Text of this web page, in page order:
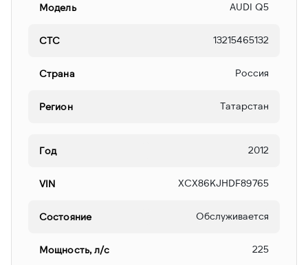
Модель AUDI Q5
СТС 13215465132
Страна Россия
Регион Татарстан
Год 2012
VIN XCX86KJHDF89765
Состояние Обслуживается
Мощность, л/c 225